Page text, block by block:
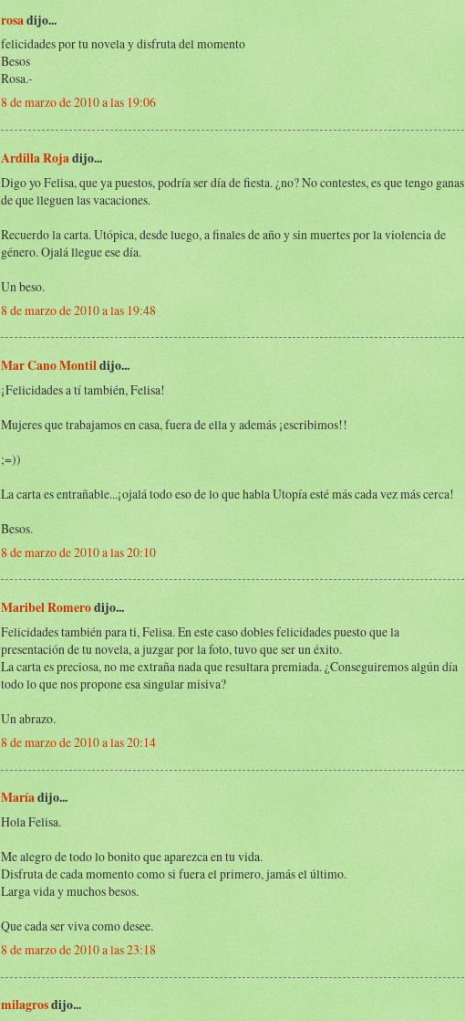
rosadijo...
felicidades por tu novela y disfruta del momento
Besos
Rosa.-
8 de marzo de 2010 a las 19:06
Ardilla Rojadijo...
Digo yo Felisa, que ya puestos, podría ser día de fiesta. ¿no? No contestes, es que tengo ganas
de que lleguen las vacaciones.
Recuerdo la carta. Utópica, desde luego, a finales de año y sin muertes por la violencia de
género. Ojalá llegue ese día.
Un beso.
8 de marzo de 2010 a las 19:48
Mar Cano Montildijo...
¡Felicidades a tí también, Felisa!
Mujeres que trabajamos en casa, fuera de ella y además ¡escribimos!!
;=))
La carta es entrañable...¡ojalá todo eso de lo que habla Utopía esté más cada vez más cerca!
Besos.
8 de marzo de 2010 a las 20:10
Maribel Romerodijo...
Felicidades también para ti, Felisa. En este caso dobles felicidades puesto que la
presentación de tu novela, a juzgar por la foto, tuvo que ser un éxito.
La carta es preciosa, no me extraña nada que resultara premiada. ¿Conseguiremos algún día
todo lo que nos propone esa singular misiva?
Un abrazo.
8 de marzo de 2010 a las 20:14
Maríadijo...
Hola Felisa.
Me alegro de todo lo bonito que aparezca en tu vida.
Disfruta de cada momento como si fuera el primero, jamás el último.
Larga vida y muchos besos.
Que cada ser viva como desee.
8 de marzo de 2010 a las 23:18
milagrosdijo...